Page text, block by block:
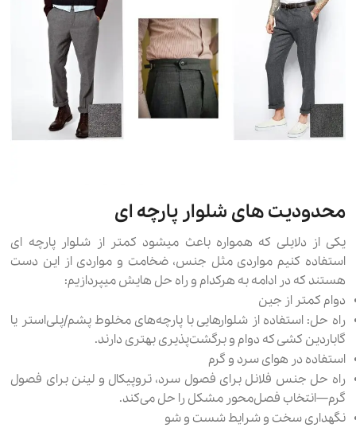
محدودیت های شلوار پارچه ای
یکی از دلایلی که همواره باعث میشود کمتر از شلوار پارچه ای
استفاده کنیم مواردی مثل جنس، ضخامت و مواردی از این دست
هستند که در ادامه به هرکدام و راه حل هایش میپردازیم:
دوام کمتر از جین
راه حل: استفاده از شلوارهایی با پارچه‌های مخلوط پشم/پلی‌استر یا
گاباردین کشی که دوام و برگشت‌پذیری بهتری دارند.
استفاده در هوای سرد و گرم
راه حل جنس فلانل برای فصول سرد، تروپیکال و لینن برای فصول
گرم—انتخاب فصل‌محور مشکل را حل می‌کند.
نگهداری سخت و شرایط شست و شو